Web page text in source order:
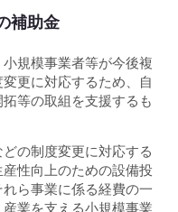
補助金
小規模事業者等が今後複
更に対応するため、自
等の取組を支援するも
の制度変更に対応する
性向上のための設備投
ら事業に係る経費の一
業を支える小規模事業